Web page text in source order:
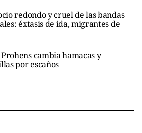
redondo y cruel de las bandas
éxtasis de ida, migrantes de
cambia hamacas y
por escaños